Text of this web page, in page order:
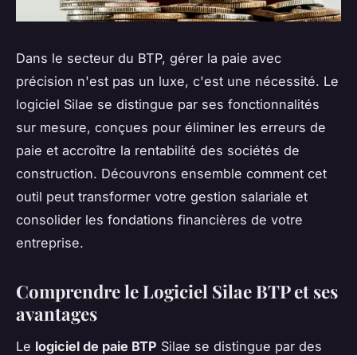
Dans le secteur du BTP, gérer la paie avec
précision n'est pas un luxe, c'est une nécessité. Le
logiciel Silae se distingue par ses fonctionnalités
sur mesure, conçues pour éliminer les erreurs de
paie et accroître la rentabilité des sociétés de
construction. Découvrons ensemble comment cet
outil peut transformer votre gestion salariale et
consolider les fondations financières de votre
entreprise.
Comprendre le Logiciel Silae BTP et ses
avantages
Le logiciel de paie BTP Silae se distingue par des